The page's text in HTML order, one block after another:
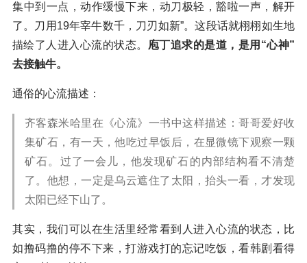
集中到一点，动作缓慢下来，动刀极轻，豁啦一声，解开
了。刀用19年宰牛数千，刀刃如新”。这段话就栩栩如生地
描绘了人进入心流的状态。 庖丁追求的是道，是用“心神”
去接触牛。
通俗的心流描述：
齐客森米哈里在《心流》一书中这样描述：哥哥爱好收
集矿石，有一天，他吃过早饭后，在显微镜下观察一颗
矿石。过了一会儿，他发现矿石的内部结构看不清楚
了。他想，一定是乌云遮住了太阳，抬头一看，才发现
太阳已经下山了。
其实，我们可以在生活里经常看到人进入心流的状态，比
如撸码撸的停不下来，打游戏打的忘记吃饭，看韩剧看得